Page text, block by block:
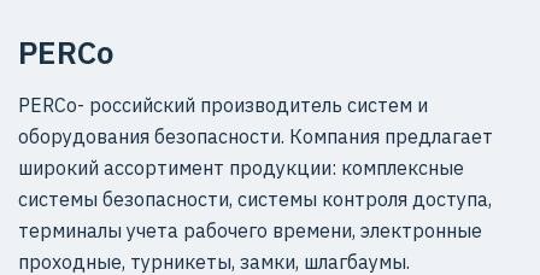
PERCo
PERCo- российский производитель систем и
оборудования безопасности. Компания предлагает
широкий ассортимент продукции: комплексные
системы безопасности, системы контроля доступа,
терминалы учета рабочего времени, электронные
проходные, турникеты, замки, шлагбаумы.